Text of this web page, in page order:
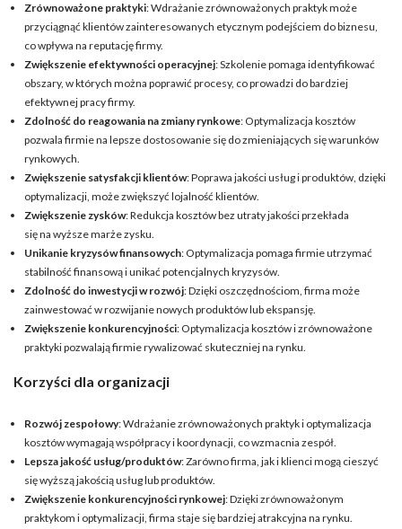
Zrównoważone praktyki: Wdrażanie zrównoważonych praktyk może
przyciągnąć klientów zainteresowanych etycznym podejściem do biznesu,
co wpływa na reputację firmy.
Zwiększenie efektywności operacyjnej: Szkolenie pomaga identyfikować
obszary, w których można poprawić procesy, co prowadzi do bardziej
efektywnej pracy firmy.
Zdolność do reagowania na zmiany rynkowe: Optymalizacja kosztów
pozwala firmie na lepsze dostosowanie się do zmieniających się warunków
rynkowych.
Zwiększenie satysfakcji klientów: Poprawa jakości usług i produktów, dzięki
optymalizacji, może zwiększyć lojalność klientów.
Zwiększenie zysków: Redukcja kosztów bez utraty jakości przekłada
się na wyższe marże zysku.
Unikanie kryzysów finansowych: Optymalizacja pomaga firmie utrzymać
stabilność finansową i unikać potencjalnych kryzysów.
Zdolność do inwestycji w rozwój: Dzięki oszczędnościom, firma może
zainwestować w rozwijanie nowych produktów lub ekspansję.
Zwiększenie konkurencyjności: Optymalizacja kosztów i zrównoważone
praktyki pozwalają firmie rywalizować skuteczniej na rynku.
Korzyści dla organizacji
Rozwój zespołowy: Wdrażanie zrównoważonych praktyk i optymalizacja
kosztów wymagają współpracy i koordynacji, co wzmacnia zespół.
Lepsza jakość usług/produktów: Zarówno firma, jak i klienci mogą cieszyć
się wyższą jakością usług lub produktów.
Zwiększenie konkurencyjności rynkowej: Dzięki zrównoważonym
praktykom i optymalizacji, firma staje się bardziej atrakcyjna na rynku.